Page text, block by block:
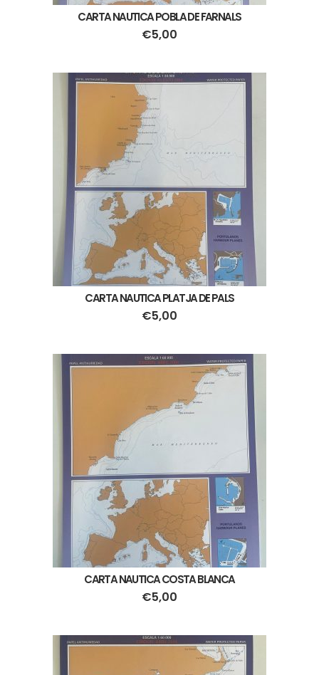
CARTA NAUTICA POBLA DE FARNALS
€5,00
CARTA NAUTICA PLATJA DE PALS
€5,00
CARTA NAUTICA COSTA BLANCA
€5,00